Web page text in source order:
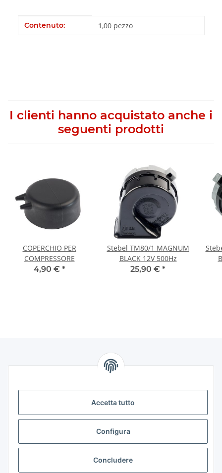
Accetta tutto
Configura
Concludere
#productDetails.itemInformation#
#productDetails.itemValue#
Contenuto: 1,00 pezzo
I clienti hanno acquistato anche i
seguenti prodotti
COPERCHIO PER
COMPRESSORE
4,90 € *
Stebel TM80/1 MAGNUM
BLACK 12V 500Hz
25,90 € *